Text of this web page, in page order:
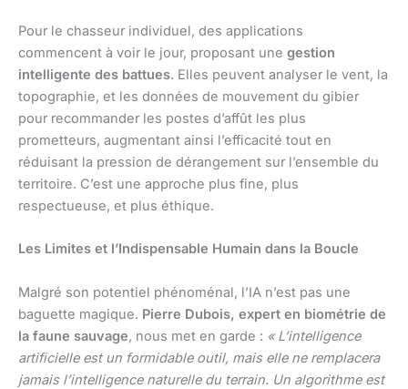
Pour le chasseur individuel, des applications
commencent à voir le jour, proposant une gestion
intelligente des battues. Elles peuvent analyser le vent, la
topographie, et les données de mouvement du gibier
pour recommander les postes d’affût les plus
prometteurs, augmentant ainsi l’efficacité tout en
réduisant la pression de dérangement sur l’ensemble du
territoire. C’est une approche plus fine, plus
respectueuse, et plus éthique.
Les Limites et l’Indispensable Humain dans la Boucle
Malgré son potentiel phénoménal, l’IA n’est pas une
baguette magique. Pierre Dubois, expert en biométrie de
la faune sauvage, nous met en garde : « L’intelligence
artificielle est un formidable outil, mais elle ne remplacera
jamais l’intelligence naturelle du terrain. Un algorithme est